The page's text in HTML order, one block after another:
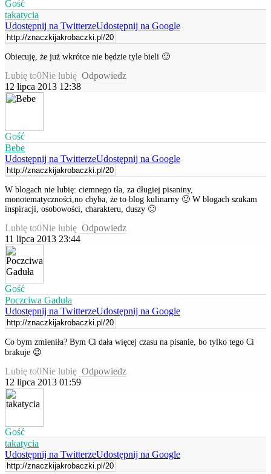
Gość
takatycia
Udostępnij na TwitterzeUdostępnij na Google
Obiecuję, że już wkrótce nie będzie tyle bieli 🙂
Lubię to0Nie lubię Odpowiedz
12 lipca 2013 12:38
Gość
Bebe
Udostępnij na TwitterzeUdostępnij na Google
W blogach nie lubię: ciemnego tła, za długiej pisaniny,
monotematyczności,no chyba, że to blog kulinarny 🙂 W blogach szukam
inspiracji, osobowości, charakteru, duszy 🙂
Lubię to0Nie lubię Odpowiedz
11 lipca 2013 23:44
Gość
Poczciwa Gaduła
Udostępnij na TwitterzeUdostępnij na Google
Co bym zmieniła? Bym Ci dała więcej czasu na pisanie, bo tylko tego Ci
brakuje 😉
Lubię to0Nie lubię Odpowiedz
12 lipca 2013 01:59
Gość
takatycia
Udostępnij na TwitterzeUdostępnij na Google